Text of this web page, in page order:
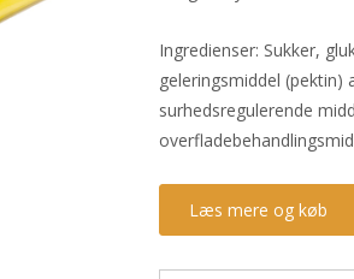
Ingredienser: Sukker,
geleringsmiddel (pektin)
surhedsregulerende
Læs mere og køb